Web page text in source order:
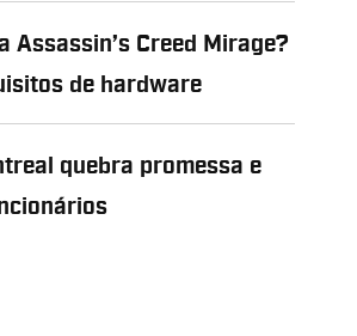
Assassin’s Creed Mirage?
de hardware
quebra promessa e